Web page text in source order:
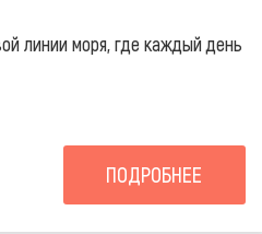
линии моря, где каждый день
ПОДРОБНЕЕ